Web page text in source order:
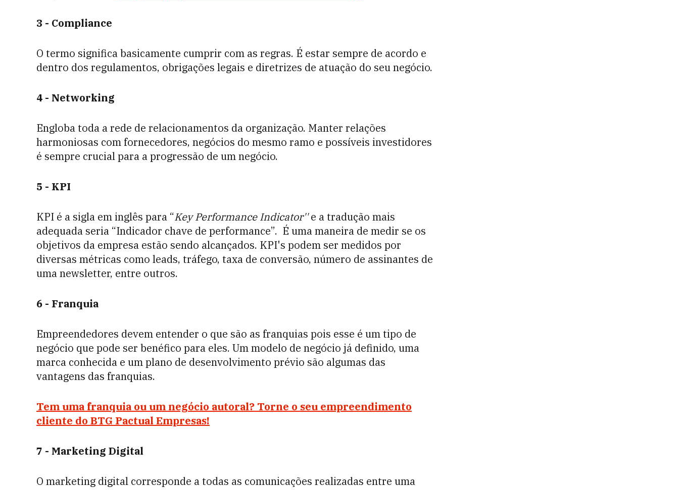
3 - Compliance
O termo significa basicamente cumprir com as regras. É estar sempre de acordo e
dentro dos regulamentos, obrigações legais e diretrizes de atuação do seu negócio.
4 - Networking
Engloba toda a rede de relacionamentos da organização. Manter relações
harmoniosas com fornecedores, negócios do mesmo ramo e possíveis investidores
é sempre crucial para a progressão de um negócio.
5 - KPI
KPI é a sigla em inglês para “Key Performance Indicator''e a tradução mais
adequada seria “Indicador chave de performance”. É uma maneira de medir se os
objetivos da empresa estão sendo alcançados. KPI's podem ser medidos por
diversas métricas como leads, tráfego, taxa de conversão, número de assinantes de
uma newsletter, entre outros.
6 - Franquia
Empreendedores devem entender o que são as franquias pois esse é um tipo de
negócio que pode ser benéfico para eles. Um modelo de negócio já definido, uma
marca conhecida e um plano de desenvolvimento prévio são algumas das
vantagens das franquias.
Tem uma franquia ou um negócio autoral? Torne o seu empreendimento
cliente do BTG Pactual Empresas!
7 - Marketing Digital
O marketing digital corresponde a todas as comunicações realizadas entre uma